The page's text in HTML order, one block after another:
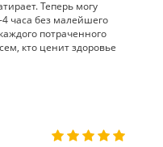
Теперь могу
4 часа без малейшего
потраченного
кто ценит здоровье